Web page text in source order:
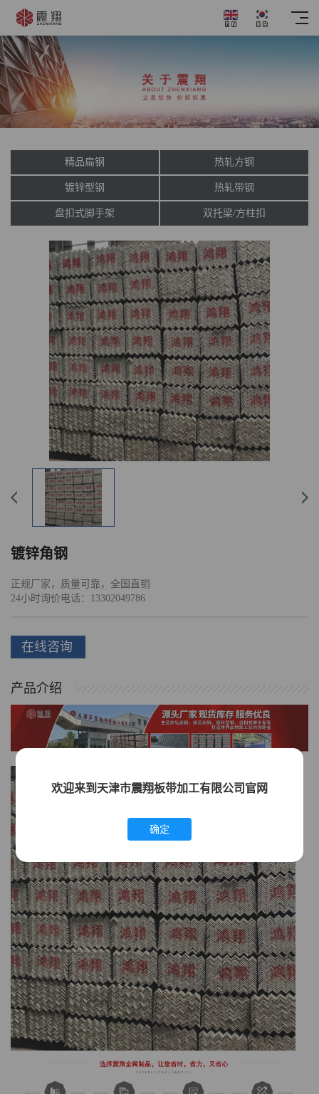
精品扁钢 热轧方钢
镀锌型钢 热轧带钢
盘扣式脚手架 双托梁/方柱扣
镀锌角钢
正规厂家，质量可靠，全国直销
24小时询价电话：13302049786
在线咨询
产品介绍
欢迎来到天津市震翔板带加工有限公司官网
确定